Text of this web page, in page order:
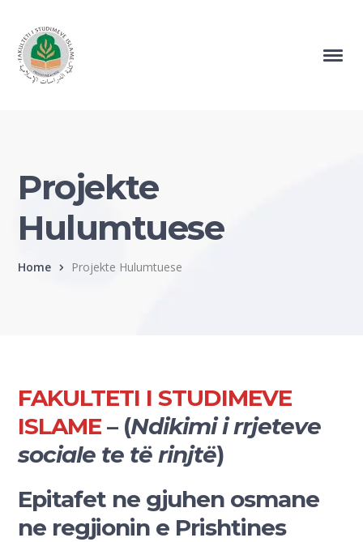
Projekte
Hulumtuese
Home Projekte Hulumtuese
FAKULTETI I STUDIMEVE
ISLAME – (Ndikimi i rrjeteve
sociale te të rinjtë)
Epitafet ne gjuhen osmane
ne regjionin e Prishtines